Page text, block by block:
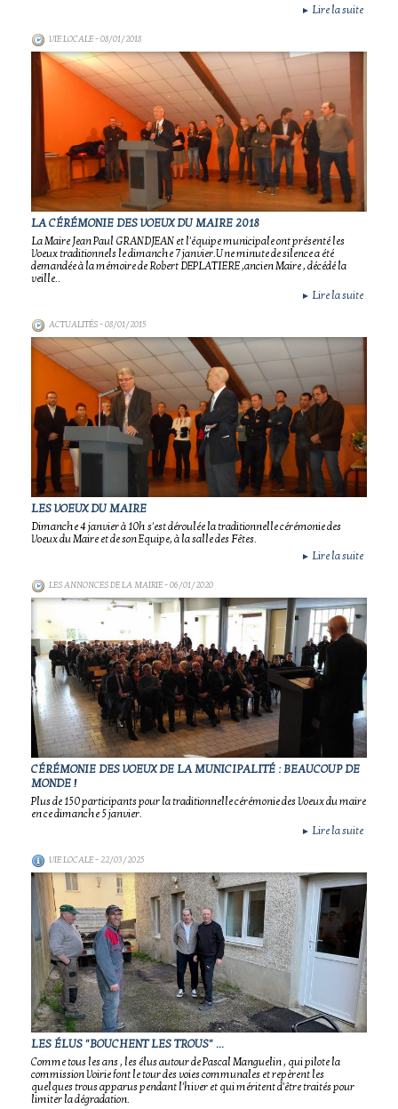
► Lire la suite
VIE LOCALE- 08/01/2018
LA CÉRÉMONIE DES VOEUX DU MAIRE 2018
La Maire Jean Paul GRANDJEAN et l'équipe municipale ont présenté les
Voeux traditionnels le dimanche 7 janvier.Une minute de silence a été
demandée à la mémoire de Robert DEPLATIERE ,ancien Maire , décédé la
veille..
► Lire la suite
ACTUALITÉS- 08/01/2015
LES VOEUX DU MAIRE
Dimanche 4 janvier à 10h s'est déroulée la traditionnelle cérémonie des
Voeux du Maire et de son Equipe, à la salle des Fêtes.
► Lire la suite
LES ANNONCES DE LA MAIRIE- 06/01/2020
CÉRÉMONIE DES VOEUX DE LA MUNICIPALITÉ : BEAUCOUP DE
MONDE !
Plus de 150 participants pour la traditionnelle cérémonie des Voeux du maire
en ce dimanche 5 janvier.
► Lire la suite
VIE LOCALE- 22/03/2025
LES ÉLUS "BOUCHENT LES TROUS" ...
Comme tous les ans , les élus autour de Pascal Manguelin , qui pilote la
commission Voirie font le tour des voies communales et repèrent les
quelques trous apparus pendant l'hiver et qui méritent d'être traités pour
limiter la dégradation.